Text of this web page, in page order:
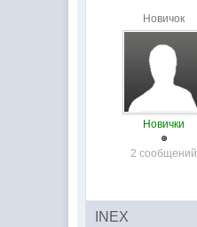
Новичок
Новички
2 сообщений
INEX